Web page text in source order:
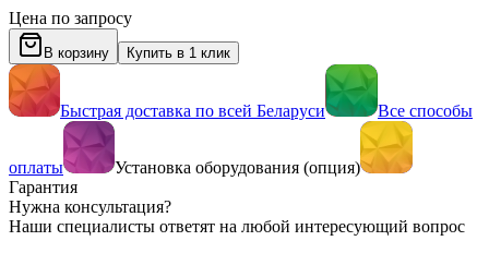
Цена по запросу
В корзину Купить в 1 клик
Быстрая доставка по всей Беларуси Все способы
оплаты
Установка оборудования (опция)
Гарантия
Нужна консультация?
Наши специалисты ответят на любой интересующий вопрос